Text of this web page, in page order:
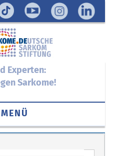
Experten:
Sarkome!
MENÜ